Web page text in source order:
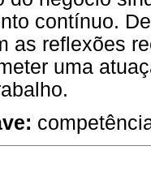
contínuo.
as reflexões
uma